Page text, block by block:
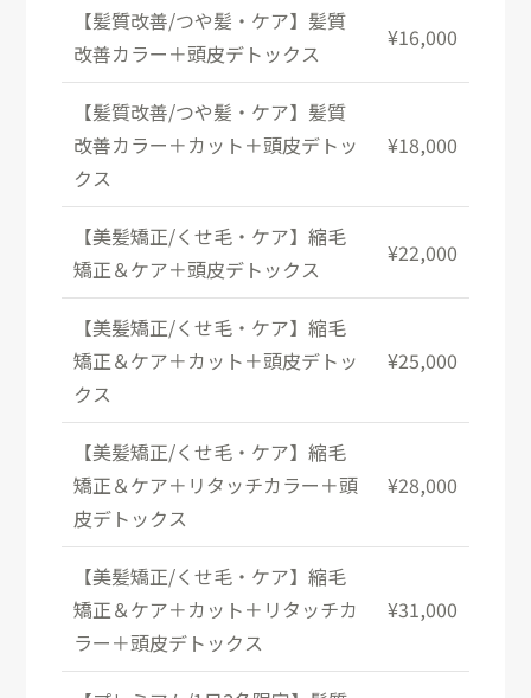
【髪質改善/つや髪・ケア】髪質
改善カラー＋頭皮デトックス
¥16,000
【髪質改善/つや髪・ケア】髪質
改善カラー＋カット＋頭皮デトッ
クス
¥18,000
【美髪矯正/くせ毛・ケア】縮毛
矯正＆ケア＋頭皮デトックス
¥22,000
【美髪矯正/くせ毛・ケア】縮毛
矯正＆ケア＋カット＋頭皮デトッ
クス
¥25,000
【美髪矯正/くせ毛・ケア】縮毛
矯正＆ケア＋リタッチカラー＋頭
皮デトックス
¥28,000
【美髪矯正/くせ毛・ケア】縮毛
矯正＆ケア＋カット＋リタッチカ
ラー＋頭皮デトックス
¥31,000